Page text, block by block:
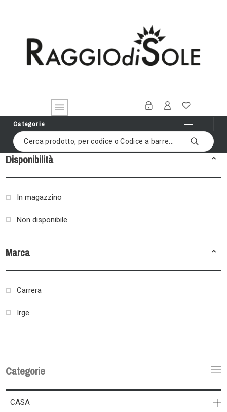
Categorie
Disponibilità
In magazzino
Non disponibile
Marca
Carrera
Irge
Categorie
CASA